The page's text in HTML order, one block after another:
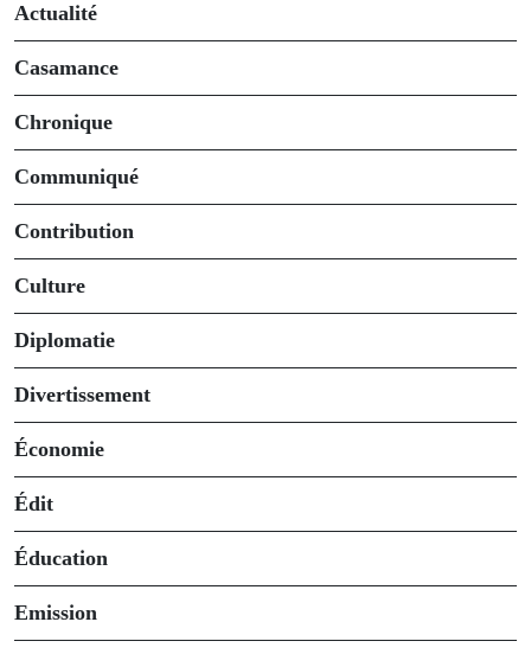
Actualité
Casamance
Chronique
Communiqué
Contribution
Culture
Diplomatie
Divertissement
Économie
Édit
Éducation
Emission